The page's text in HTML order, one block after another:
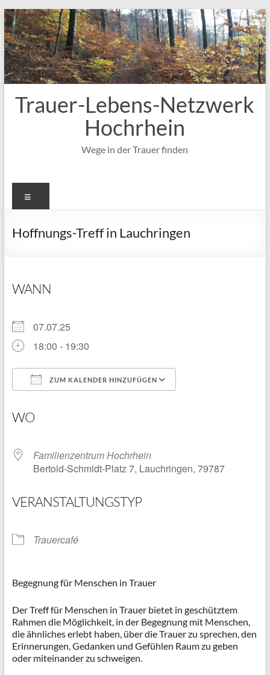
Zum
Inhalt
springen
Trauer-Lebens-Netzwerk
Hochrhein
Wege in der Trauer finden
Hoffnungs-Treff in Lauchringen
WANN
07.07.25
18:00 - 19:30
ZUM KALENDER HINZUFÜGEN
WO
Familienzentrum Hochrhein
Bertold-Schmidt-Platz 7, Lauchringen, 79787
VERANSTALTUNGSTYP
Trauercafé
Begegnung für Menschen in Trauer
Der Treff für Menschen in Trauer bietet in geschütztem
Rahmen die Möglichkeit, in der Begegnung mit Menschen,
die ähnliches erlebt haben, über die Trauer zu sprechen, den
Erinnerungen, Gedanken und Gefühlen Raum zu geben
oder miteinander zu schweigen.